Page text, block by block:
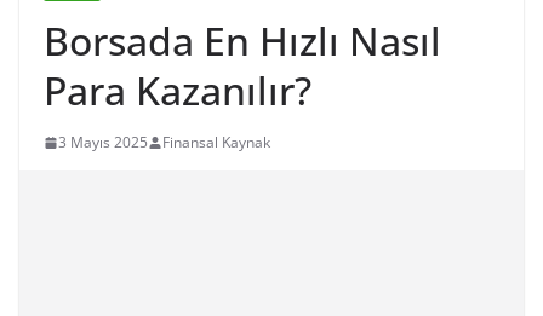
Borsada En Hızlı Nasıl
Para Kazanılır?
3 Mayıs 2025 Finansal Kaynak